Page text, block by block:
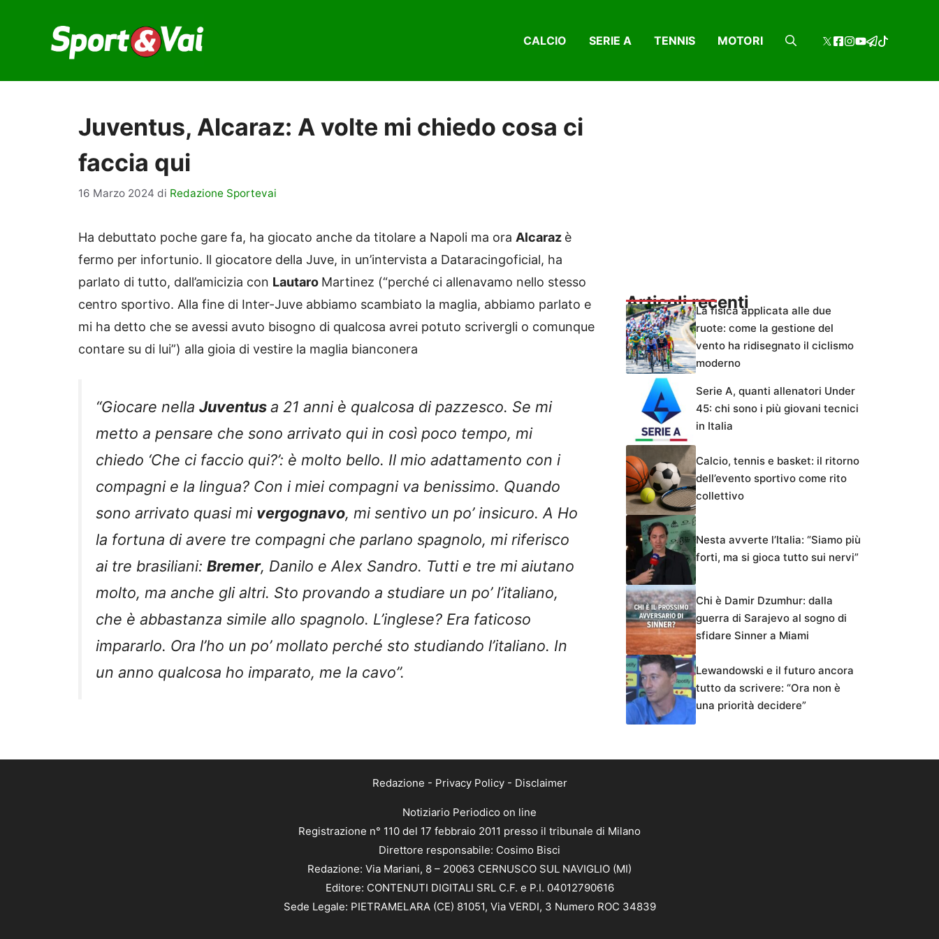
contenuto
CALCIO SERIE A TENNIS MOTORI
Juventus, Alcaraz: A volte mi chiedo cosa ci
faccia qui
16 Marzo 2024 di Redazione Sportevai
Ha debuttato poche gare fa, ha giocato anche da titolare a Napoli ma ora Alcaraz è
fermo per infortunio. ll giocatore della Juve, in un’intervista a Dataracingoficial, ha
parlato di tutto, dall’amicizia con Lautaro Martinez (“perché ci allenavamo nello stesso
centro sportivo. Alla fine di Inter-Juve abbiamo scambiato la maglia, abbiamo parlato e
mi ha detto che se avessi avuto bisogno di qualcosa avrei potuto scrivergli o comunque
contare su di lui”) alla gioia di vestire la maglia bianconera
“Giocare nella Juventusa 21 anni è qualcosa di pazzesco. Se mi
metto a pensare che sono arrivato qui in così poco tempo, mi
chiedo ‘Che ci faccio qui?’: è molto bello. Il mio adattamento con i
compagni e la lingua? Con i miei compagni va benissimo. Quando
sono arrivato quasi mi vergognavo, mi sentivo un po’ insicuro. A Ho
la fortuna di avere tre compagni che parlano spagnolo, mi riferisco
ai tre brasiliani: Bremer, Danilo e Alex Sandro. Tutti e tre mi aiutano
molto, ma anche gli altri. Sto provando a studiare un po’ l’italiano,
che è abbastanza simile allo spagnolo. L’inglese? Era faticoso
impararlo. Ora l’ho un po’ mollato perché sto studiando l’italiano. In
un anno qualcosa ho imparato, me la cavo”.
Articoli recentiLa fisica applicata alle due
ruote: come la gestione del
vento ha ridisegnato il ciclismo
moderno
Serie A, quanti allenatori Under
45: chi sono i più giovani tecnici
in Italia
Calcio, tennis e basket: il ritorno
dell’evento sportivo come rito
collettivo
Nesta avverte l’Italia: “Siamo più
forti, ma si gioca tutto sui nervi”
Chi è Damir Dzumhur: dalla
guerra di Sarajevo al sogno di
sfidare Sinner a Miami
Lewandowski e il futuro ancora
tutto da scrivere: “Ora non è
una priorità decidere”
Redazione - Privacy Policy- Disclaimer
Notiziario Periodico on line
Registrazione n° 110 del 17 febbraio 2011 presso il tribunale di Milano
Direttore responsabile: Cosimo Bisci
Redazione: Via Mariani, 8 – 20063 CERNUSCO SUL NAVIGLIO (MI)
Editore: CONTENUTI DIGITALI SRL C.F. e P.I. 04012790616
Sede Legale: PIETRAMELARA (CE) 81051, Via VERDI, 3 Numero ROC 34839